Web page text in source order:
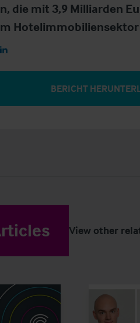
die mit 3,9 Milliarden
Facebook
Share on LinkedIn
BERICHT
View other